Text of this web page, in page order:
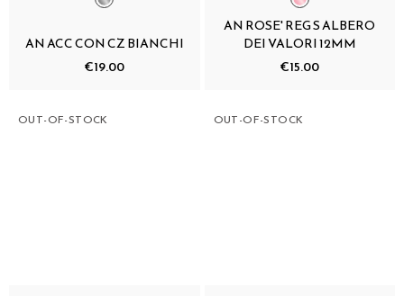
AN ACC CON CZ BIANCHI
€19.00
AN ROSE' REG S ALBERO
DEI VALORI 12MM
€15.00
OUT-OF-STOCK OUT-OF-STOCK